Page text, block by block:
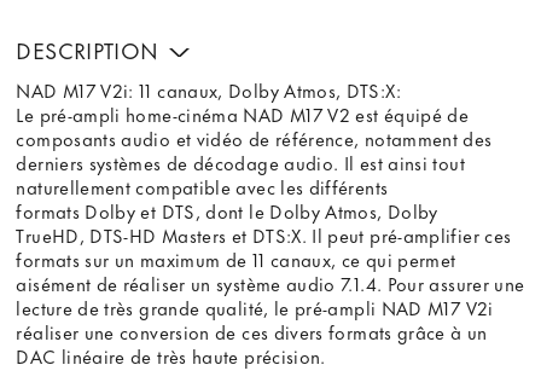
DESCRIPTION
NAD M17 V2i: 11 canaux, Dolby Atmos, DTS:X:
Le pré-ampli home-cinéma NAD M17 V2 est équipé de
composants audio et vidéo de référence, notamment des
derniers systèmes de décodage audio. Il est ainsi tout
naturellement compatible avec les différents
formats Dolby et DTS, dont le Dolby Atmos, Dolby
TrueHD, DTS-HD Masters et DTS:X. Il peut pré-amplifier ces
formats sur un maximum de 11 canaux, ce qui permet
aisément de réaliser un système audio 7.1.4. Pour assurer une
lecture de très grande qualité, le pré-ampli NAD M17 V2i
réaliser une conversion de ces divers formats grâce à un
DAC linéaire de très haute précision.